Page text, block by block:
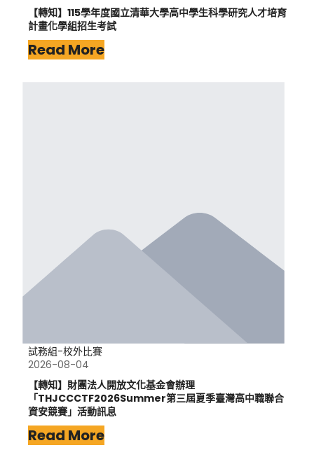
【轉知】115學年度國立清華大學高中學生科學研究人才培育
計畫化學組招生考試
Read More
試務組-校外比賽
2026-08-04
【轉知】財團法人開放文化基金會辦理
「THJCCCTF2026Summer第三屆夏季臺灣高中職聯合
資安競賽」活動訊息
Read More